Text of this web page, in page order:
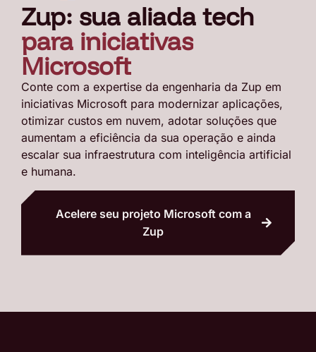
Zup: sua aliada tech
para iniciativas
Microsoft
Conte com a expertise da engenharia da Zup em
iniciativas Microsoft para modernizar aplicações,
otimizar custos em nuvem, adotar soluções que
aumentam a eficiência da sua operação e ainda
escalar sua infraestrutura com inteligência artificial
e humana.
Acelere seu projeto Microsoft com a
Zup